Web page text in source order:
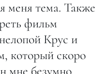
меня тема. Также
фильм
Крус и
который скоро
мне безумно